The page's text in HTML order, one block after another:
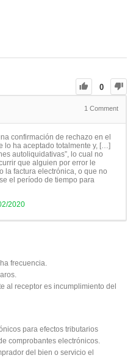
0
1 Comment
confirmación de rechazo en el
lo ha aceptado totalmente y, […]
autoliquidativas”, lo cual no
que alguien por error le
la factura electrónica, o que no
el período de tiempo para
2020
frecuencia.
al receptor es incumplimiento del
para efectos tributarios
comprobantes electrónicos.
del bien o servicio el